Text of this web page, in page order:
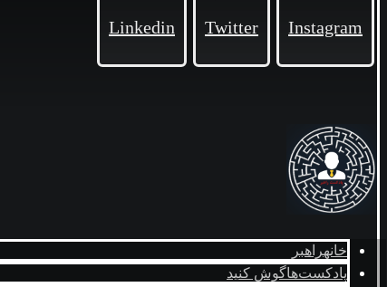
Linkedin Twitter Instagram
خانهراهبر
پادکست‌هاگوش کنید